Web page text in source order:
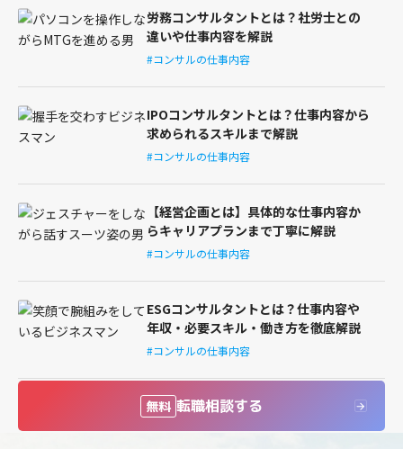
労務コンサルタントとは？社労士との
違いや仕事内容を解説
#コンサルの仕事内容
IPOコンサルタントとは？仕事内容から
求められるスキルまで解説
#コンサルの仕事内容
【経営企画とは】具体的な仕事内容か
らキャリアプランまで丁寧に解説
#コンサルの仕事内容
ESGコンサルタントとは？仕事内容や
年収・必要スキル・働き方を徹底解説
#コンサルの仕事内容
無料 転職相談する